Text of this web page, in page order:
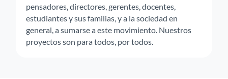
pensadores, directores, gerentes, docentes,
estudiantes y sus familias, y a la sociedad en
general, a sumarse a este movimiento. Nuestros
proyectos son para todos, por todos.